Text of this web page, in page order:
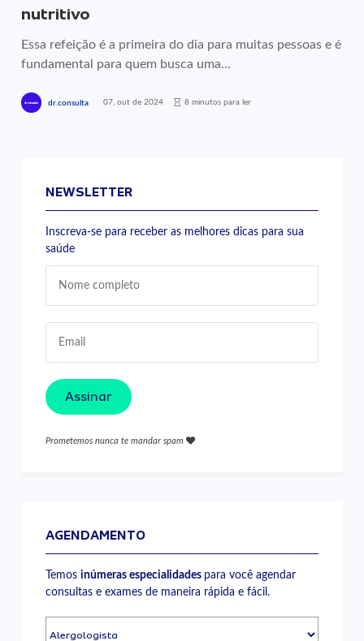
nutritivo
Essa refeição é a primeira do dia para muitas pessoas e é
fundamental para quem busca uma...
dr.consulta 07, out de 2024 8 minutos para ler
NEWSLETTER
Inscreva-se para receber as melhores dicas para sua
saúde
Assinar
Prometemos nunca te mandar spam
AGENDAMENTO
Temosinúmeras especialidades para você agendar
consultas e exames de maneira rápida e fácil.